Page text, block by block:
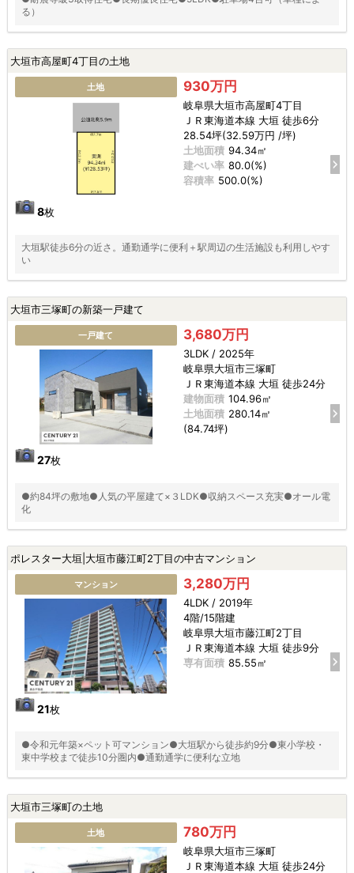
る）
大垣市高屋町4丁目の土地
土地
8枚
930万円
岐阜県大垣市高屋町4丁目
ＪＲ東海道本線 大垣 徒歩6分
28.54坪(32.59万円 /坪)
土地面積 94.34㎡
建ぺい率 80.0(%)
容積率 500.0(%)
大垣駅徒歩6分の近さ。通勤通学に便利＋駅周辺の生活施設も利用しやす
い
大垣市三塚町の新築一戸建て
一戸建て
27枚
3,680万円
3LDK / 2025年
岐阜県大垣市三塚町
ＪＲ東海道本線 大垣 徒歩24分
建物面積 104.96㎡
土地面積 280.14㎡
(84.74坪)
●約84坪の敷地●人気の平屋建て×３LDK●収納スペース充実●オール電
化
ポレスター大垣|大垣市藤江町2丁目の中古マンション
マンション
21枚
3,280万円
4LDK / 2019年
4階/15階建
岐阜県大垣市藤江町2丁目
ＪＲ東海道本線 大垣 徒歩9分
専有面積 85.55㎡
●令和元年築×ペット可マンション●大垣駅から徒歩約9分●東小学校・
東中学校まで徒歩10分圏内●通勤通学に便利な立地
大垣市三塚町の土地
土地 780万円
岐阜県大垣市三塚町
ＪＲ東海道本線 大垣 徒歩24分